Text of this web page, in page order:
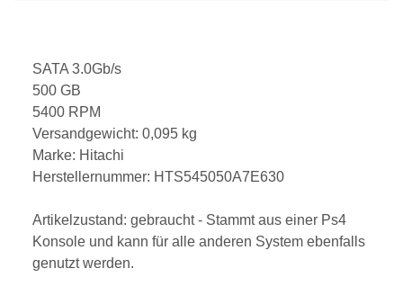
SATA 3.0Gb/s
500 GB
5400 RPM
Versandgewicht: 0,095 kg
Marke: Hitachi
Herstellernummer: HTS545050A7E630
Artikelzustand: gebraucht - Stammt aus einer Ps4
Konsole und kann für alle anderen System ebenfalls
genutzt werden.